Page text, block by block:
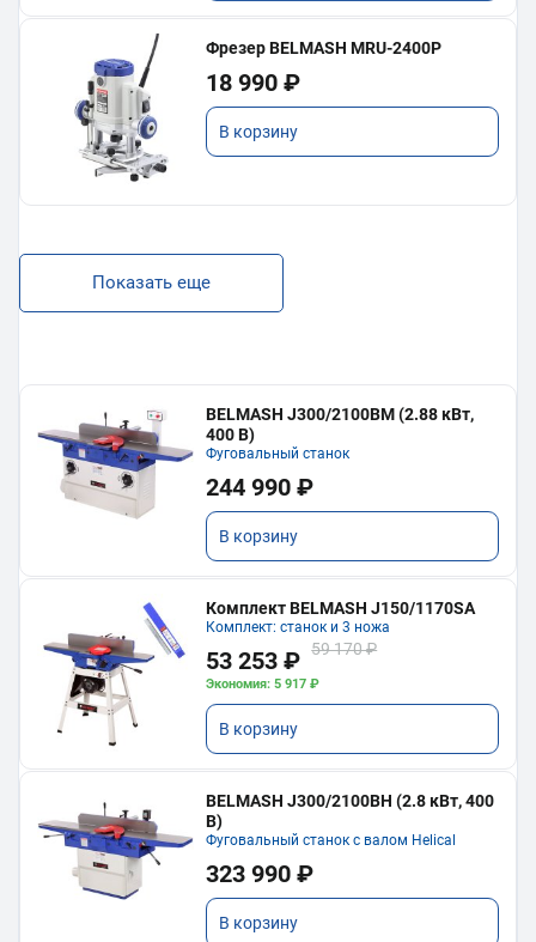
Фрезер BELMASH MRU-2400P
18 990 ₽
В корзину
Показать еще
BELMASH J300/2100ВМ (2.88 кВт,
400 В)
Фуговальный станок
244 990 ₽
В корзину
Комплект BELMASH J150/1170SA
Комплект: станок и 3 ножа
53 253 ₽ 59 170 ₽
Экономия: 5 917 ₽
В корзину
BELMASH J300/2100ВH (2.8 кВт, 400
В)
Фуговальный станок с валом Helical
323 990 ₽
В корзину